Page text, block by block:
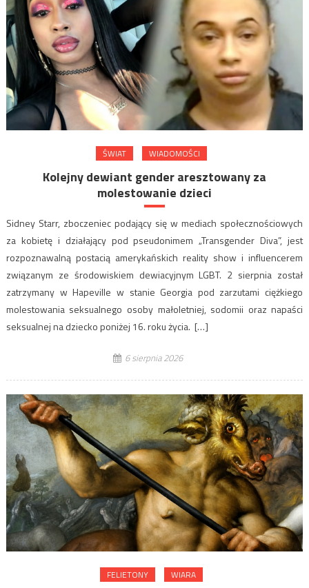
ŚWIAT WIADOMOŚCI
Kolejny dewiant gender aresztowany za
molestowanie dzieci
Sidney Starr, zboczeniec podający się w mediach społecznościowych
za kobietę i działający pod pseudonimem „Transgender Diva”, jest
rozpoznawalną postacią amerykańskich reality show i influencerem
związanym ze środowiskiem dewiacyjnym LGBT. 2 sierpnia został
zatrzymany w Hapeville w stanie Georgia pod zarzutami ciężkiego
molestowania seksualnego osoby małoletniej, sodomii oraz napaści
seksualnej na dziecko poniżej 16. roku życia. […]
6 sierpnia 2026
FELIETONY WIARA